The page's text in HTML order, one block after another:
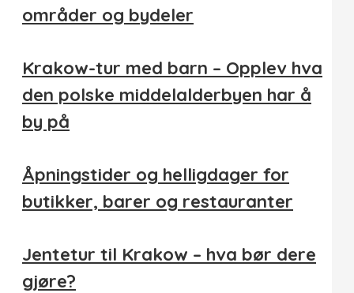
områder og bydeler
Krakow-tur med barn – Opplev hva
den polske middelalderbyen har å
by på
Åpningstider og helligdager for
butikker, barer og restauranter
Jentetur til Krakow – hva bør dere
gjøre?